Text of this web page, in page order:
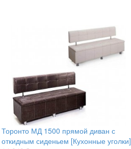
Торонто МД 1500 прямой диван с
откидным сиденьем [Кухонные уголки]